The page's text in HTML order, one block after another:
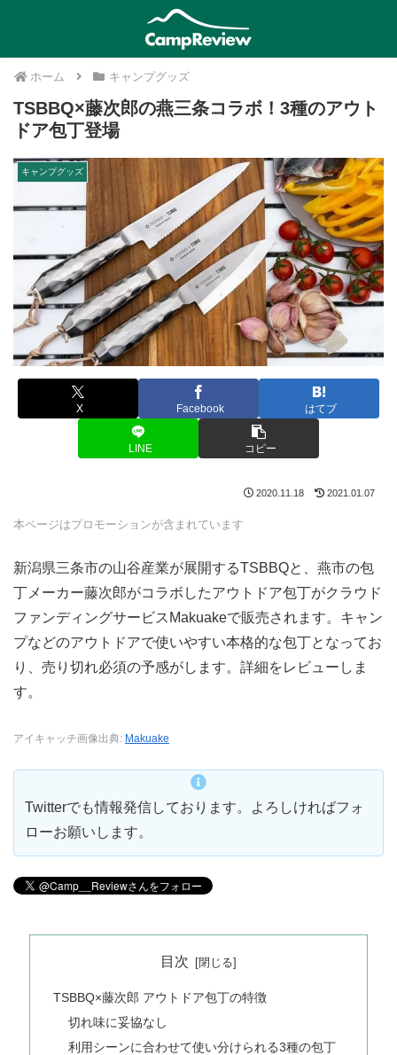
ホーム キャンプグッズ
TSBBQ×藤次郎の燕三条コラボ！3種のアウト
ドア包丁登場
キャンプグッズ
X Facebook はてブ
LINE コピー
2020.11.18 2021.01.07
本ページはプロモーションが含まれています
新潟県三条市の山谷産業が展開するTSBBQと、燕市の包
丁メーカー藤次郎がコラボしたアウトドア包丁がクラウド
ファンディングサービスMakuakeで販売されます。キャン
プなどのアウトドアで使いやすい本格的な包丁となってお
り、売り切れ必須の予感がします。詳細をレビューしま
す。
アイキャッチ画像出典: Makuake
Twitterでも情報発信しております。よろしければフォ
ローお願いします。
目次
TSBBQ×藤次郎 アウトドア包丁の特徴
切れ味に妥協なし
利用シーンに合わせて使い分けられる3種の包丁